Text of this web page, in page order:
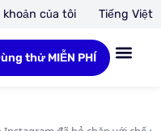
khoản của tôi Tiếng Việt
thử MIỄN PHÍ